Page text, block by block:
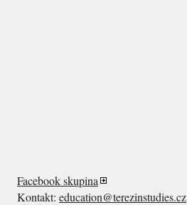
Facebook skupina
Kontakt: education@terezinstudies.cz